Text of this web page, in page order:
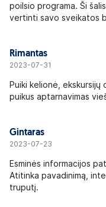
poilsio programa. Ši
vertinti savo sveikatos
Rimantas
2023-07-31
Puiki kelionė,
puikus aptarnavimas
Gintaras
2023-07-23
Esminės informacijos
Atitinka pavadinimą,
truputį.